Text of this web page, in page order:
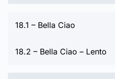
18.1 – Bella Ciao
18.2 – Bella Ciao – Lento